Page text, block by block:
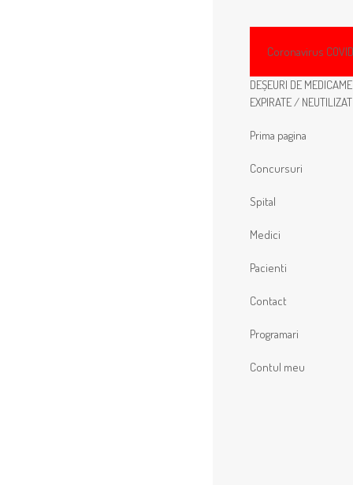
Coronavirus
DEȘEURI DE
EXPIRATE /
Prima pagina
Concursuri
Spital
Medici
Pacienti
Contact
Programari
Contul meu